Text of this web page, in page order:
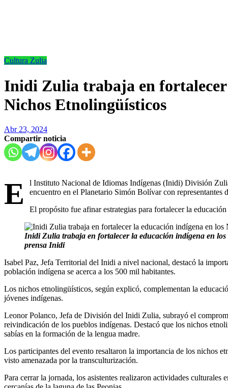
Cultura Zulia
Inidi Zulia trabaja en fortalecer
Nichos Etnolingüísticos
Abr 23, 2024
Compartir noticia
E
l Instituto Nacional de Idiomas Indígenas (Inidi) División
encuentro en el Planetario Simón Bolívar con
El propósito fue afinar estrategias para fortalecer la
Inidi Zulia trabaja en fortalecer la educación indígena en
prensa Inidi
Isabel Paz, Jefa Territorial del Inidi a nivel nacional, destacó la
población indígena se acerca a los 500 mil habitantes.
Los nichos etnolingüísticos, según explicó, complementan la
jóvenes indígenas.
Leonor Polanco, Jefa de División del Inidi Zulia, subrayó el
reivindicación de los pueblos indígenas. Destacó que los nichos
sabías en la formación de la lengua madre.
Los participantes del evento resaltaron la importancia de los nichos
visto amenazada por la transculturización.
Para cerrar la jornada, los asistentes realizaron actividades